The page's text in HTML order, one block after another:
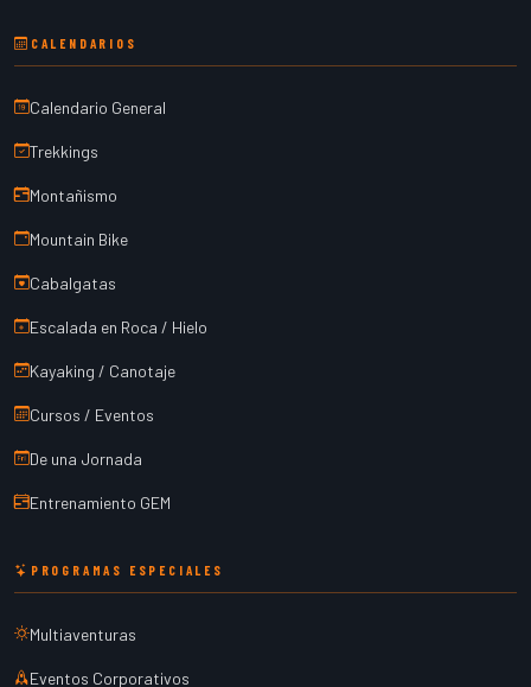
CALENDARIOS
Calendario General
Trekkings
Montañismo
Mountain Bike
Cabalgatas
Escalada en Roca / Hielo
Kayaking / Canotaje
Cursos / Eventos
De una Jornada
Entrenamiento GEM
PROGRAMAS ESPECIALES
Multiaventuras
Eventos Corporativos